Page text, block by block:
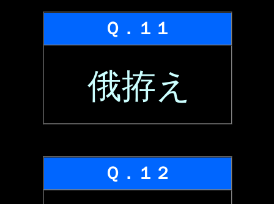
Ｑ．１１
俄拵え
Ｑ．１２